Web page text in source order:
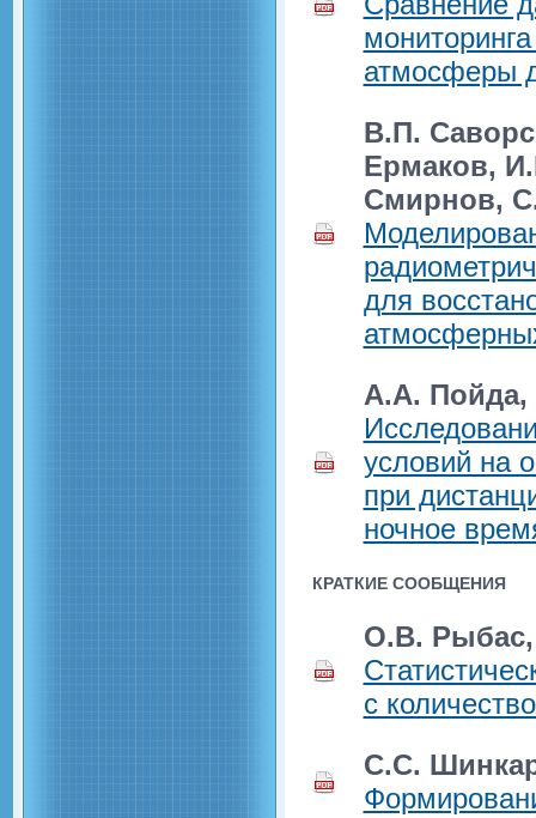
атмосферы
В.П.
Ермаков,
Смирнов,
для
А.А.
условий на
при
ночное
КРАТКИЕ СООБЩЕНИЯ
О.В. Рыбас,
с
С.С.